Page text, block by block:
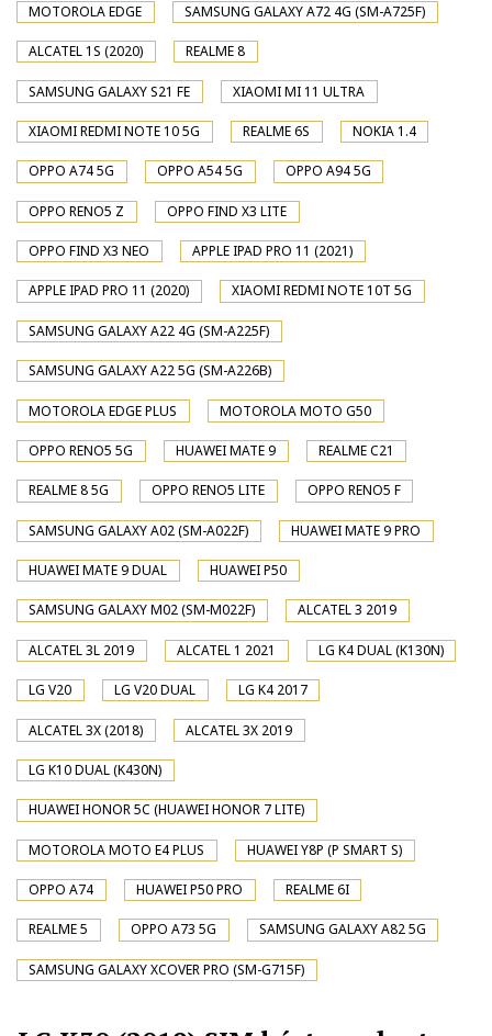
MOTOROLA EDGE SAMSUNG GALAXY A72 4G (SM-A725F)
ALCATEL 1S (2020) REALME 8
SAMSUNG GALAXY S21 FE XIAOMI MI 11 ULTRA
XIAOMI REDMI NOTE 10 5G REALME 6S NOKIA 1.4
OPPO A74 5G OPPO A54 5G OPPO A94 5G
OPPO RENO5 Z OPPO FIND X3 LITE
OPPO FIND X3 NEO APPLE IPAD PRO 11 (2021)
APPLE IPAD PRO 11 (2020) XIAOMI REDMI NOTE 10T 5G
SAMSUNG GALAXY A22 4G (SM-A225F)
SAMSUNG GALAXY A22 5G (SM-A226B)
MOTOROLA EDGE PLUS MOTOROLA MOTO G50
OPPO RENO5 5G HUAWEI MATE 9 REALME C21
REALME 8 5G OPPO RENO5 LITE OPPO RENO5 F
SAMSUNG GALAXY A02 (SM-A022F) HUAWEI MATE 9 PRO
HUAWEI MATE 9 DUAL HUAWEI P50
SAMSUNG GALAXY M02 (SM-M022F) ALCATEL 3 2019
ALCATEL 3L 2019 ALCATEL 1 2021 LG K4 DUAL (K130N)
LG V20 LG V20 DUAL LG K4 2017
ALCATEL 3X (2018) ALCATEL 3X 2019
LG K10 DUAL (K430N)
HUAWEI HONOR 5C (HUAWEI HONOR 7 LITE)
MOTOROLA MOTO E4 PLUS HUAWEI Y8P (P SMART S)
OPPO A74 HUAWEI P50 PRO REALME 6I
REALME 5 OPPO A73 5G SAMSUNG GALAXY A82 5G
SAMSUNG GALAXY XCOVER PRO (SM-G715F)